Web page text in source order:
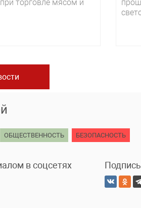
торговле мясом и
ОБЩЕСТВЕННОСТЬ БЕЗОПАСНОСТЬ
в соцсетях